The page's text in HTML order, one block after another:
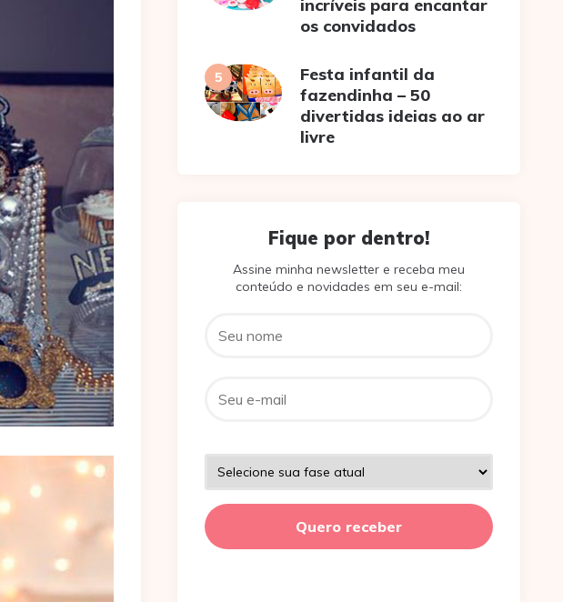
incríveis para encantar
os convidados
Festa infantil da
fazendinha – 50
divertidas ideias ao ar
livre
Fique por dentro!
Assine minha newsletter e receba meu
conteúdo e novidades em seu e-mail: